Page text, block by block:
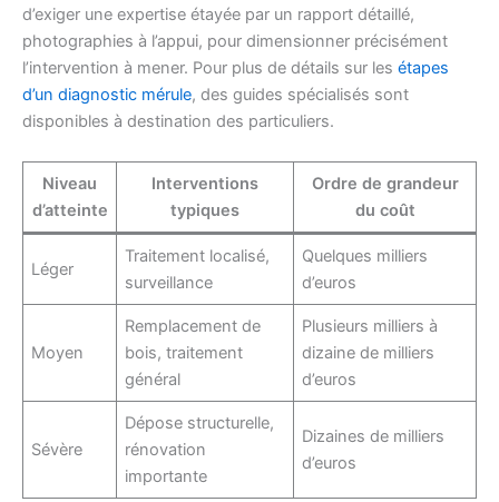
d’exiger une expertise étayée par un rapport détaillé,
photographies à l’appui, pour dimensionner précisément
l’intervention à mener. Pour plus de détails sur les étapes
d’un diagnostic mérule, des guides spécialisés sont
disponibles à destination des particuliers.
Niveau
d’atteinte
Interventions
typiques
Ordre de grandeur
du coût
Léger
Traitement localisé,
surveillance
Quelques milliers
d’euros
Moyen
Remplacement de
bois, traitement
général
Plusieurs milliers à
dizaine de milliers
d’euros
Sévère
Dépose structurelle,
rénovation
importante
Dizaines de milliers
d’euros